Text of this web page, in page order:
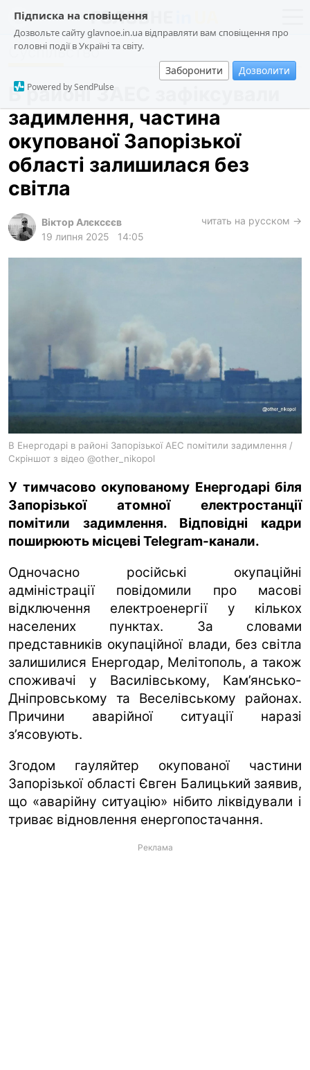
Підписка на сповіщення
Дозвольте сайту glavnoe.in.ua відправляти вам сповіщення про
головні події в Україні та світу.
Заборонити Дозволити
Powered by SendPulse
новини
про проєкт
суспільство
події
кримінал
техно
лонгріди
Суспільство
В районі ЗАЕС зафіксували
задимлення, частина
окупованої Запорізької
області залишилася без
світла
Віктор Алєксєєв
19 липня 2025
14:05
читать на русском →
В Енергодарі в районі Запорізької АЕС помітили задимлення /
Скріншот з відео @other_nikopol
У тимчасово окупованому Енергодарі біля
Запорізької атомної електростанції
помітили задимлення. Відповідні кадри
поширюють місцеві Telegram-канали.
Одночасно російські окупаційні
адміністрації повідомили про масові
відключення електроенергії у кількох
населених пунктах. За словами
представників окупаційної влади, без світла
залишилися Енергодар, Мелітополь, а також
споживачі у Василівському, Кам’янсько-
Дніпровському та Веселівському районах.
Причини аварійної ситуації наразі
з’ясовують.
Згодом гауляйтер окупованої частини
Запорізької області Євген Балицький заявив,
що «аварійну ситуацію» нібито ліквідували і
триває відновлення енергопостачання.
Реклама